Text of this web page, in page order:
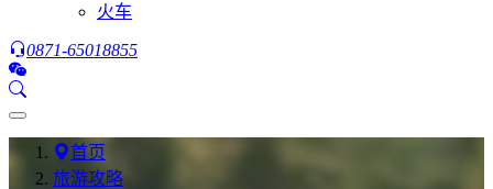
火车
0871-65018855
首页
旅游攻略